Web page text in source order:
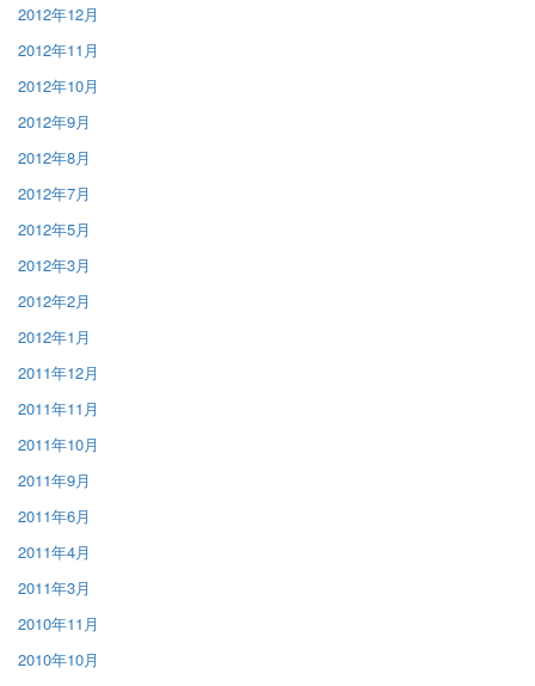
2012年12月
2012年11月
2012年10月
2012年9月
2012年8月
2012年7月
2012年5月
2012年3月
2012年2月
2012年1月
2011年12月
2011年11月
2011年10月
2011年9月
2011年6月
2011年4月
2011年3月
2010年11月
2010年10月